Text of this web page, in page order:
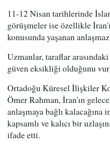
11-12 Nisan tarihlerinde
görüşmeler ise özellikle
konusunda yaşanan
Uzmanlar, taraflar
güven eksikliği olduğunu
Ortadoğu Küresel İlişkiler
Ömer Rahman, İran'ın
anlaşmaya bağlı kalacağına
kapsamlı ve kalıcı bir
ifade etti.